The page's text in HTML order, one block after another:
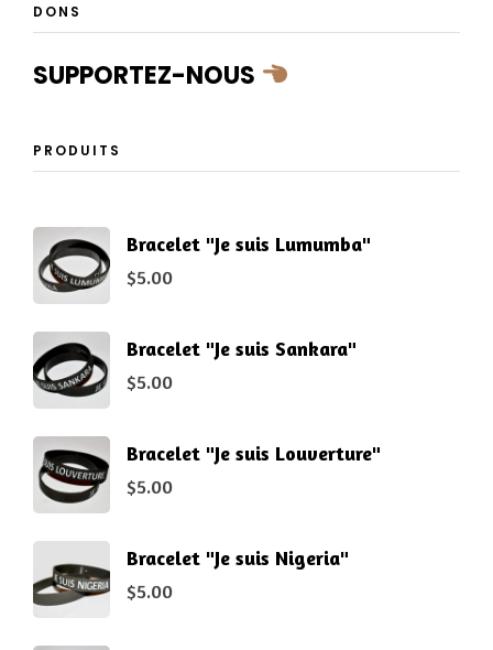
DONS
SUPPORTEZ-NOUS
PRODUITS
Bracelet "Je suis Lumumba"
$5.00
Bracelet "Je suis Sankara"
$5.00
Bracelet "Je suis Louverture"
$5.00
Bracelet "Je suis Nigeria"
$5.00